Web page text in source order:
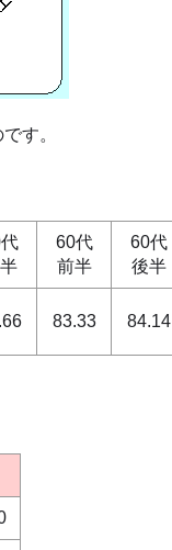
す。
60代
前半
60代
後半
83.33 84.14